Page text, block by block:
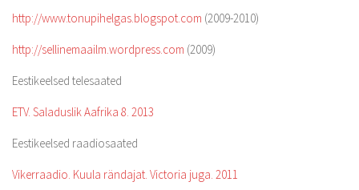
http://www.tonupihelgas.blogspot.com (2009-2010)
http://sellinemaailm.wordpress.com (2009)
Eestikeelsed telesaated
ETV. Saladuslik Aafrika 8. 2013
Eestikeelsed raadiosaated
Vikerraadio. Kuula rändajat. Victoria juga. 2011